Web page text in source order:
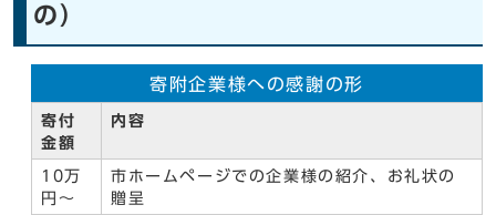
の）
寄附企業様への感謝の形
寄付
金額
内容
10万
円〜
市ホームページでの企業様の紹介、お礼状の
贈呈